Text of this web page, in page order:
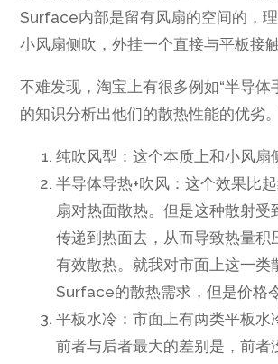
Surface内部是留有风扇的空间的，
小风扇侧吹，外挂一个直接与平板接
不难发现，淘宝上有很多例如“半导
的知识分析出他们的散热性能的优劣
纯吹风型：这个本质上和小风扇
半导体导热+吹风：这个效果比
扇对热面散热。但是这种散射
传递到热面去，从而导致热量
有效散热。就我对市面上这一
Surface的散热需求，但是价格
平板水冷：市面上有两类平板
前者与后者最大的差别是，前